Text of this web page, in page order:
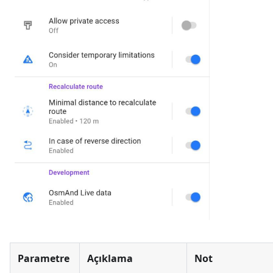
Parametre Açıklama Not